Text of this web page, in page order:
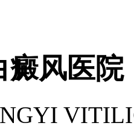
癜风医院